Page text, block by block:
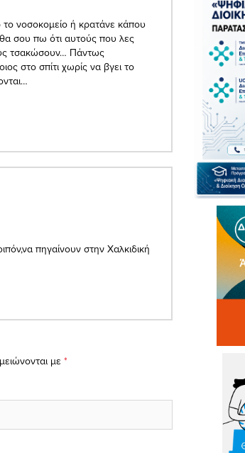
το νοσοκομείο ή κρατάνε κάπου
σου πω ότι αυτούς που λες
τσακώσουν… Πάντως
στο σπίτι χωρίς να βγει το
πηγαίνουν στην Χαλκιδική
με *